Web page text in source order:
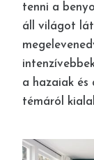
tenni a
áll világot
a hazaiak
témáról